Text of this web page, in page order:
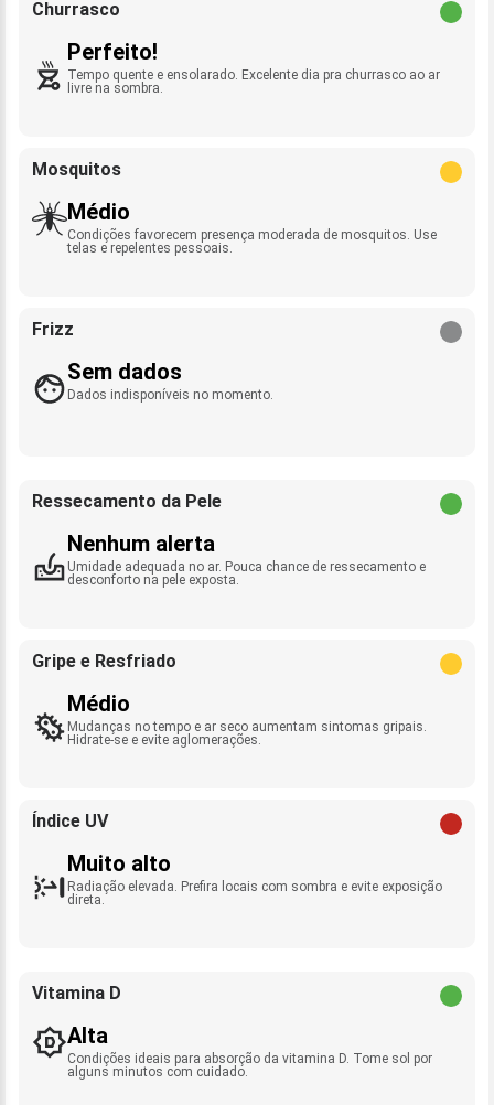
Churrasco
Perfeito!
Tempo quente e ensolarado. Excelente dia pra churrasco ao ar
livre na sombra.
Mosquitos
Médio
Condições favorecem presença moderada de mosquitos. Use
telas e repelentes pessoais.
Frizz
Sem dados
Dados indisponíveis no momento.
Ressecamento da Pele
Nenhum alerta
Umidade adequada no ar. Pouca chance de ressecamento e
desconforto na pele exposta.
Gripe e Resfriado
Médio
Mudanças no tempo e ar seco aumentam sintomas gripais.
Hidrate-se e evite aglomerações.
Índice UV
Muito alto
Radiação elevada. Prefira locais com sombra e evite exposição
direta.
Vitamina D
Alta
Condições ideais para absorção da vitamina D. Tome sol por
alguns minutos com cuidado.